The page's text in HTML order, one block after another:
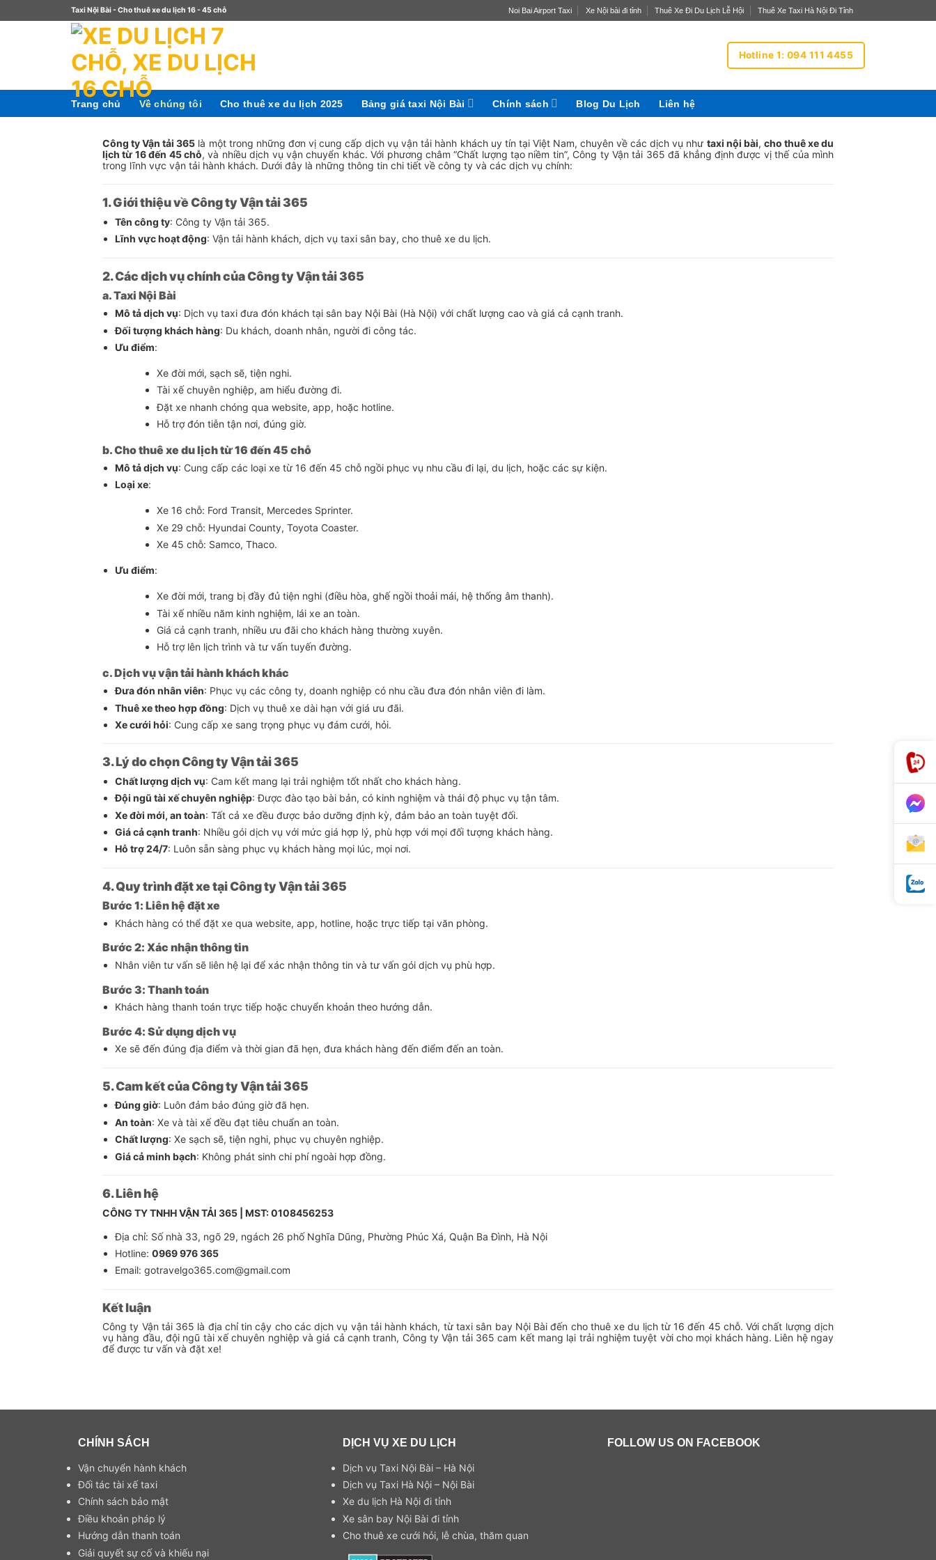
Taxi Nội Bài - Cho thuê xe du lịch 16 - 45 chỗ Noi Bai Airport Taxi Xe Nội bài đi tỉnh Thuê Xe Đi Du Lịch Lễ Hội Thuê Xe Taxi Hà Nội Đi Tỉnh
Hotline 1: 094 111 4455
Trang chủ Về chúng tôi Cho thuê xe du lịch 2025 Bảng giá taxi Nội Bài Chính sách Blog Du Lịch Liên hệ
Công ty Vận tải 365 là một trong những đơn vị cung cấp dịch vụ vận tải hành khách uy tín tại Việt Nam, chuyên về các dịch vụ như taxi nội bài, cho thuê xe du
lịch từ 16 đến 45 chỗ, và nhiều dịch vụ vận chuyển khác. Với phương châm “Chất lượng tạo niềm tin”, Công ty Vận tải 365 đã khẳng định được vị thế của mình
trong lĩnh vực vận tải hành khách. Dưới đây là những thông tin chi tiết về công ty và các dịch vụ chính:
1. Giới thiệu về Công ty Vận tải 365
Tên công ty: Công ty Vận tải 365.
Lĩnh vực hoạt động: Vận tải hành khách, dịch vụ taxi sân bay, cho thuê xe du lịch.
2. Các dịch vụ chính của Công ty Vận tải 365
a. Taxi Nội Bài
Mô tả dịch vụ: Dịch vụ taxi đưa đón khách tại sân bay Nội Bài (Hà Nội) với chất lượng cao và giá cả cạnh tranh.
Đối tượng khách hàng: Du khách, doanh nhân, người đi công tác.
Ưu điểm:
Xe đời mới, sạch sẽ, tiện nghi.
Tài xế chuyên nghiệp, am hiểu đường đi.
Đặt xe nhanh chóng qua website, app, hoặc hotline.
Hỗ trợ đón tiễn tận nơi, đúng giờ.
b. Cho thuê xe du lịch từ 16 đến 45 chỗ
Mô tả dịch vụ: Cung cấp các loại xe từ 16 đến 45 chỗ ngồi phục vụ nhu cầu đi lại, du lịch, hoặc các sự kiện.
Loại xe:
Xe 16 chỗ: Ford Transit, Mercedes Sprinter.
Xe 29 chỗ: Hyundai County, Toyota Coaster.
Xe 45 chỗ: Samco, Thaco.
Ưu điểm:
Xe đời mới, trang bị đầy đủ tiện nghi (điều hòa, ghế ngồi thoải mái, hệ thống âm thanh).
Tài xế nhiều năm kinh nghiệm, lái xe an toàn.
Giá cả cạnh tranh, nhiều ưu đãi cho khách hàng thường xuyên.
Hỗ trợ lên lịch trình và tư vấn tuyến đường.
c. Dịch vụ vận tải hành khách khác
Đưa đón nhân viên: Phục vụ các công ty, doanh nghiệp có nhu cầu đưa đón nhân viên đi làm.
Thuê xe theo hợp đồng: Dịch vụ thuê xe dài hạn với giá ưu đãi.
Xe cưới hỏi: Cung cấp xe sang trọng phục vụ đám cưới, hỏi.
3. Lý do chọn Công ty Vận tải 365
Chất lượng dịch vụ: Cam kết mang lại trải nghiệm tốt nhất cho khách hàng.
Đội ngũ tài xế chuyên nghiệp: Được đào tạo bài bản, có kinh nghiệm và thái độ phục vụ tận tâm.
Xe đời mới, an toàn: Tất cả xe đều được bảo dưỡng định kỳ, đảm bảo an toàn tuyệt đối.
Giá cả cạnh tranh: Nhiều gói dịch vụ với mức giá hợp lý, phù hợp với mọi đối tượng khách hàng.
Hỗ trợ 24/7: Luôn sẵn sàng phục vụ khách hàng mọi lúc, mọi nơi.
4. Quy trình đặt xe tại Công ty Vận tải 365
Bước 1: Liên hệ đặt xe
Khách hàng có thể đặt xe qua website, app, hotline, hoặc trực tiếp tại văn phòng.
Bước 2: Xác nhận thông tin
Nhân viên tư vấn sẽ liên hệ lại để xác nhận thông tin và tư vấn gói dịch vụ phù hợp.
Bước 3: Thanh toán
Khách hàng thanh toán trực tiếp hoặc chuyển khoản theo hướng dẫn.
Bước 4: Sử dụng dịch vụ
Xe sẽ đến đúng địa điểm và thời gian đã hẹn, đưa khách hàng đến điểm đến an toàn.
5. Cam kết của Công ty Vận tải 365
Đúng giờ: Luôn đảm bảo đúng giờ đã hẹn.
An toàn: Xe và tài xế đều đạt tiêu chuẩn an toàn.
Chất lượng: Xe sạch sẽ, tiện nghi, phục vụ chuyên nghiệp.
Giá cả minh bạch: Không phát sinh chi phí ngoài hợp đồng.
6. Liên hệ
CÔNG TY TNHH VẬN TẢI 365 | MST: 0108456253
Địa chỉ: Số nhà 33, ngõ 29, ngách 26 phố Nghĩa Dũng, Phường Phúc Xá, Quận Ba Đình, Hà Nội
Hotline:0969 976 365
Email: gotravelgo365.com@gmail.com
Kết luận
Công ty Vận tải 365 là địa chỉ tin cậy cho các dịch vụ vận tải hành khách, từ taxi sân bay Nội Bài đến cho thuê xe du lịch từ 16 đến 45 chỗ. Với chất lượng dịch
vụ hàng đầu, đội ngũ tài xế chuyên nghiệp và giá cả cạnh tranh, Công ty Vận tải 365 cam kết mang lại trải nghiệm tuyệt vời cho mọi khách hàng. Liên hệ ngay
để được tư vấn và đặt xe!
CHÍNH SÁCH
Vận chuyển hành khách
Đối tác tài xế taxi
Chính sách bảo mật
Điều khoản pháp lý
Hướng dẫn thanh toán
Giải quyết sự cố và khiếu nại
DỊCH VỤ XE DU LỊCH
Dịch vụ Taxi Nội Bài – Hà Nội
Dịch vụ Taxi Hà Nội – Nội Bài
Xe du lịch Hà Nội đi tỉnh
Xe sân bay Nội Bài đi tỉnh
Cho thuê xe cưới hỏi, lễ chùa, thăm quan
FOLLOW US ON FACEBOOK